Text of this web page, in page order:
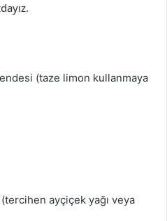
(taze limon kullanmaya
(tercihen ayçiçek yağı veya